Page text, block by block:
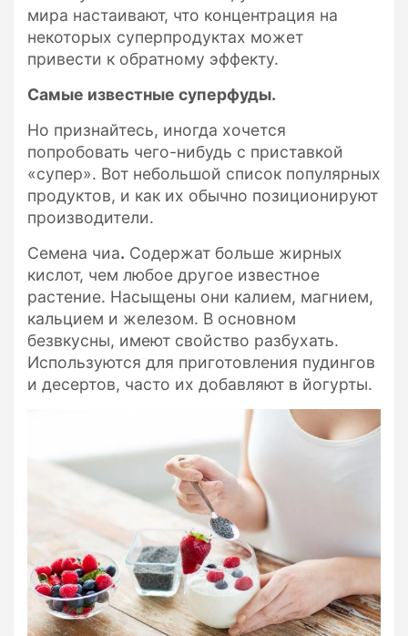
мира настаивают, что концентрация на
некоторых суперпродуктах может
привести к обратному эффекту.
Самые известные суперфуды.
Но признайтесь, иногда хочется
попробовать чего-нибудь с приставкой
«супер». Вот небольшой список популярных
продуктов, и как их обычно позиционируют
производители.
Семена чиа. Содержат больше жирных
кислот, чем любое другое известное
растение. Насыщены они калием, магнием,
кальцием и железом. В основном
безвкусны, имеют свойство разбухать.
Используются для приготовления пудингов
и десертов, часто их добавляют в йогурты.